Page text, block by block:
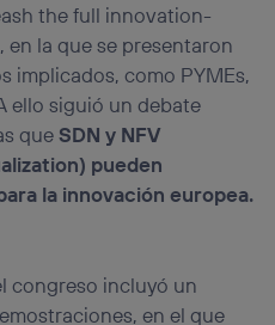
the full innovation-
en la que se presentaron
implicados, como PYMEs,
ello siguió un debate
queSDN y NFV
pueden
la innovación europea.
congreso incluyó un
en el que